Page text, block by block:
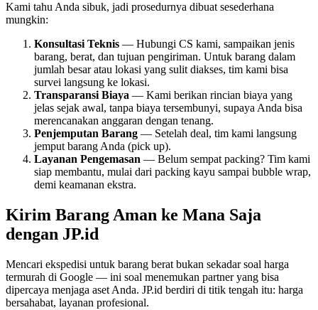
Kami tahu Anda sibuk, jadi prosedurnya dibuat sesederhana
mungkin:
Konsultasi Teknis — Hubungi CS kami, sampaikan jenis
barang, berat, dan tujuan pengiriman. Untuk barang dalam
jumlah besar atau lokasi yang sulit diakses, tim kami bisa
survei langsung ke lokasi.
Transparansi Biaya — Kami berikan rincian biaya yang
jelas sejak awal, tanpa biaya tersembunyi, supaya Anda bisa
merencanakan anggaran dengan tenang.
Penjemputan Barang — Setelah deal, tim kami langsung
jemput barang Anda (pick up).
Layanan Pengemasan — Belum sempat packing? Tim kami
siap membantu, mulai dari packing kayu sampai bubble wrap,
demi keamanan ekstra.
Kirim Barang Aman ke Mana Saja
dengan JP.id
Mencari ekspedisi untuk barang berat bukan sekadar soal harga
termurah di Google — ini soal menemukan partner yang bisa
dipercaya menjaga aset Anda. JP.id berdiri di titik tengah itu: harga
bersahabat, layanan profesional.